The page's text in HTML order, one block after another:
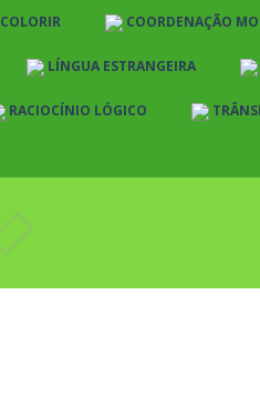
COLORIR COORDENAÇÃO
LÍNGUA ESTRANGEIRA
RACIOCÍNIO LÓGICO